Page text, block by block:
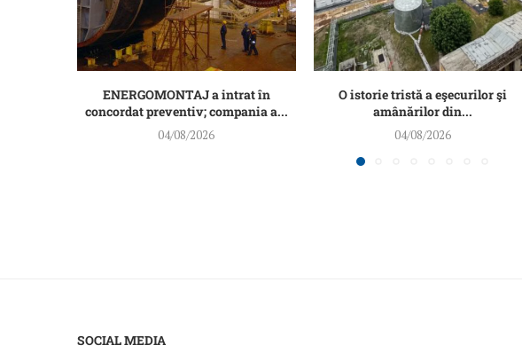
ENERGOMONTAJ a intrat în
concordat preventiv; compania a...
04/08/2026
O istorie tristă a eşecurilor şi
amânărilor din...
04/08/2026
SOCIAL MEDIA